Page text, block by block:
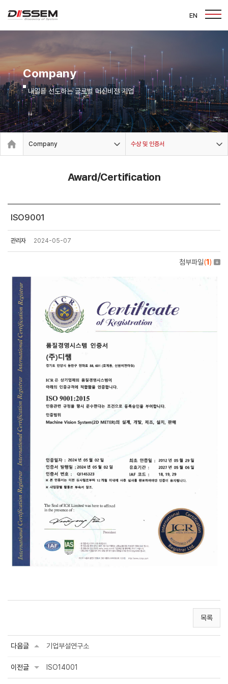
EN
Company
내일을 선도하는 글로벌 머신비전 기업
Company 수상 및 인증서
Award/Certification
ISO9001
관리자 2024-05-07
첨부파일(1 )
목록
다음글 기업부설연구소
이전글 ISO14001